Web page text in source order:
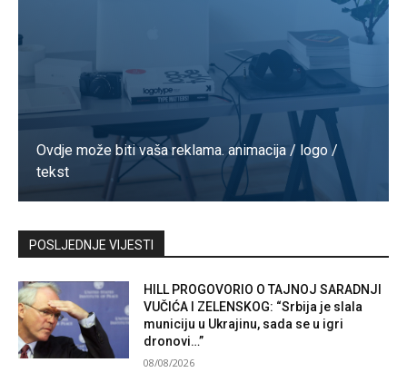
Ovdje može biti vaša reklama. animacija / logo /
tekst
Kontaktirajte nas
POSLJEDNJE VIJESTI
HILL PROGOVORIO O TAJNOJ SARADNJI
VUČIĆA I ZELENSKOG: “Srbija je slala
municiju u Ukrajinu, sada se u igri
dronovi…”
08/08/2026